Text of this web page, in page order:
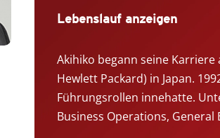
Lebenslauf anzeigen
Akihiko begann seine
Hewlett Packard) in Japan.
Führungsrollen innehatte.
Business Operations,